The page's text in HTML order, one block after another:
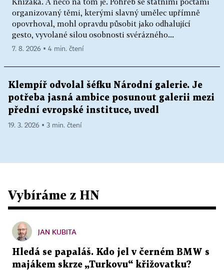
organizovaný těmi, kterými slavný umělec upřímně
opovrhoval, mohl opravdu působit jako odhalující
gesto, vyvolané silou osobnosti svérázného...
7. 8. 2026 ▪ 4 min. čtení
Klempíř odvolal šéfku Národní galerie. Je
potřeba jasná ambice posunout galerii mezi
přední evropské instituce, uvedl
19. 3. 2026 ▪ 3 min. čtení
Vybíráme z HN
JAN KUBITA
Hledá se papaláš. Kdo jel v černém BMW s
majákem skrze „Turkovu“ křižovatku?